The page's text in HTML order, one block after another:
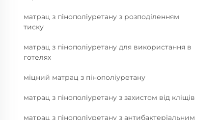
матрац з пінополіуретану з розподіленням
тиску
матрац з пінополіуретану для використання в
готелях
міцний матрац з пінополіуретану
матрац з пінополіуретану з захистом від кліщів
матрац з пінополіуретану з антибактеріальним